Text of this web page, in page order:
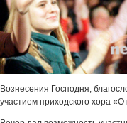
Вознесения Господня,
участием приходского хора